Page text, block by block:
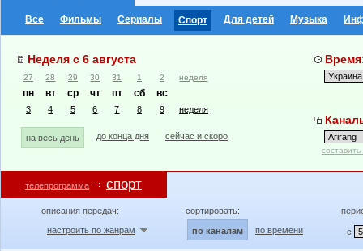
Все Фильмы Сериалы Спорт Для детей Музыка
Неделя с 6 августа
27 28 29 30 31 1 2 неделя
пн вт ср чт пт сб вс
3 4 5 6 7 8 9 неделя
на весь день до конца дня сейчас и скоро
телепрограмма спорт
описания передач:
настроить по жанрам
сортировать:
по каналам по времени с